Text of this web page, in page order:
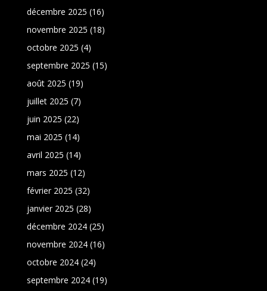
décembre 2025 (16)
novembre 2025 (18)
octobre 2025 (4)
septembre 2025 (15)
août 2025 (19)
juillet 2025 (7)
juin 2025 (22)
mai 2025 (14)
avril 2025 (14)
mars 2025 (12)
février 2025 (32)
janvier 2025 (28)
décembre 2024(25)
novembre 2024(16)
octobre 2024(24)
septembre 2024(19)